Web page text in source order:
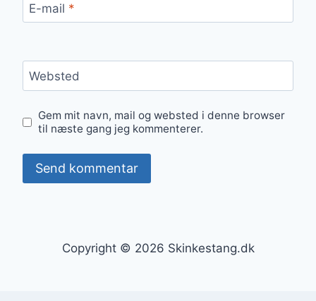
E-mail *
Websted
Gem mit navn, mail og websted i denne browser
til næste gang jeg kommenterer.
Copyright © 2026 Skinkestang.dk